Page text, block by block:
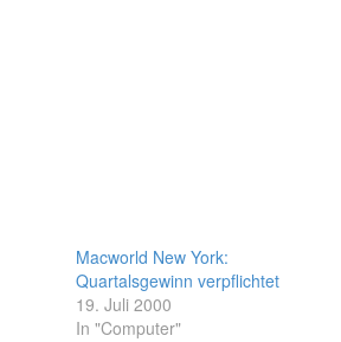
Macworld New York:
Quartalsgewinn verpflichtet
19. Juli 2000
In "Computer"